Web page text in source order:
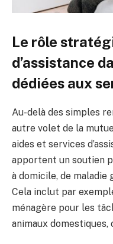
Le rôle
d’assistance
dédiées aux
Au-delà des simples
autre volet de la
aides et services
apportent un soutien
à domicile, de maladie
Cela inclut par
ménagère pour les
animaux domestiques,